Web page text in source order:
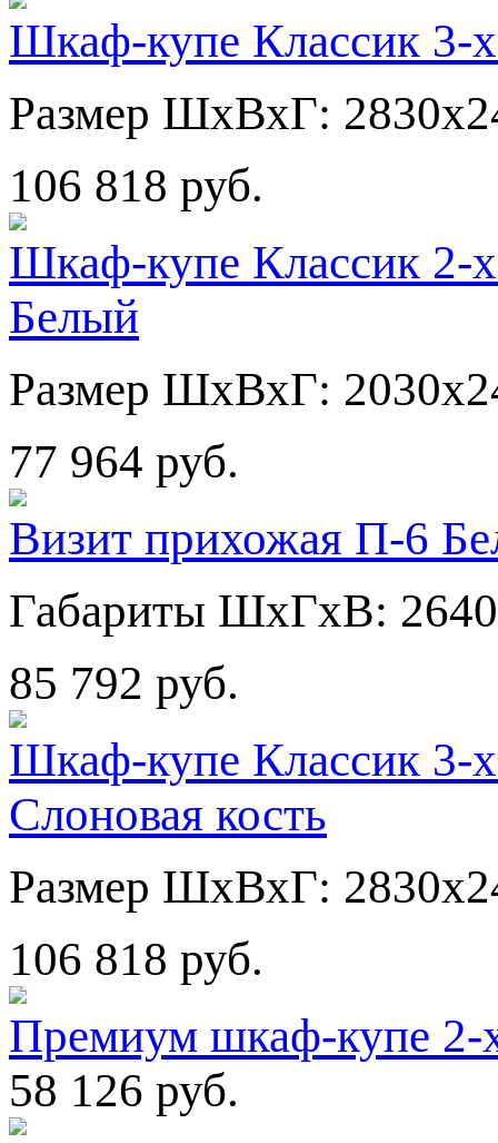
Шкаф-купе Классик 3-
Размер ШхВхГ:
106 818 руб.
Шкаф-купе Классик 2-
Белый
Размер ШхВхГ:
77 964 руб.
Визит прихожая П-6
Габариты ШхГхВ:
85 792 руб.
Шкаф-купе Классик 3-
Слоновая кость
Размер ШхВхГ:
106 818 руб.
Премиум шкаф-купе
58 126 руб.